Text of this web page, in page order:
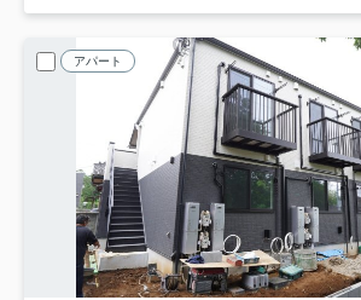
アパート